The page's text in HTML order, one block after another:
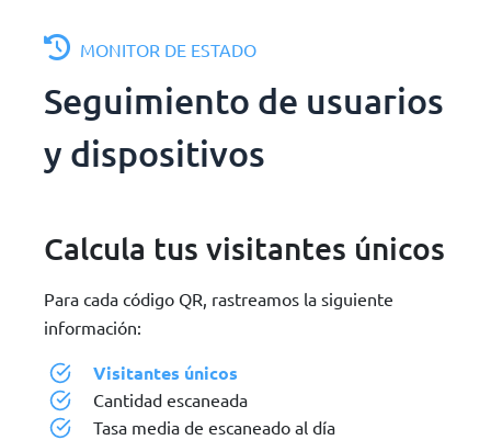
MONITOR DE ESTADO
Seguimiento de usuarios
y dispositivos
Calcula tus visitantes únicos
Para cada código QR, rastreamos la siguiente
información:
Visitantes únicos
Cantidad escaneada
Tasa media de escaneado al día